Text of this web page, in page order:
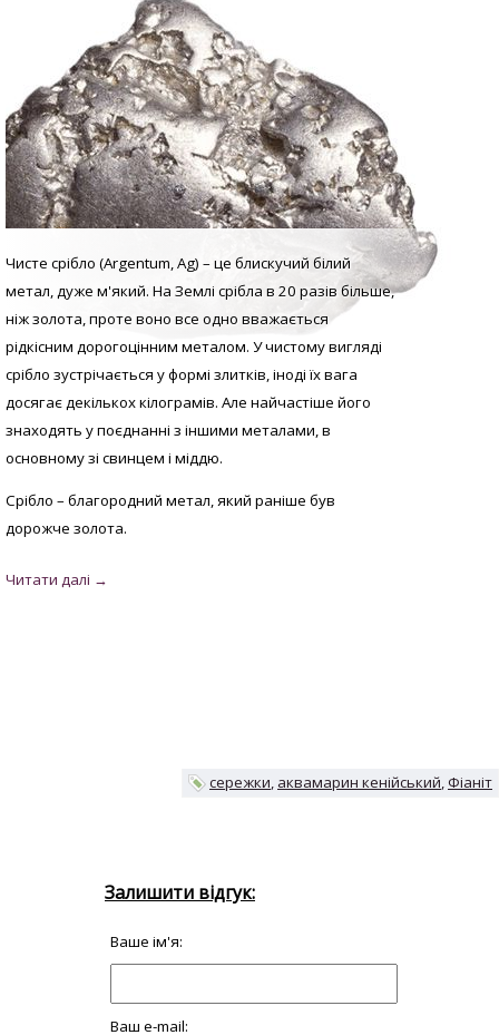
Чисте срібло (Argentum, Аg) – це блискучий білий
метал, дуже м'який. На Землі срібла в 20 разів більше,
ніж золота, проте воно все одно вважається
рідкісним дорогоцінним металом. Учистому вигляді
срібло зустрічається у формі злитків, іноді їх вага
досягає декількох кілограмів. Але найчастіше його
знаходять у поєднанні з іншими металами, в
основному зі свинцем і міддю.
Срібло – благородний метал, який раніше був
дорожче золота.
сережки аквамарин кенійський Фіаніт